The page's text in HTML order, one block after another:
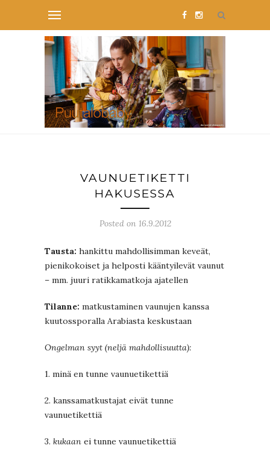
VAUNUETIKETTI
HAKUSESSA
Posted on 16.9.2012
Tausta: hankittu mahdollisimman keveät,
pienikokoiset ja helposti kääntyilevät vaunut
– mm. juuri ratikkamatkoja ajatellen
Tilanne: matkustaminen vaunujen kanssa
kuutossporalla Arabiasta keskustaan
Ongelman syyt (neljä mahdollisuutta):
1. minä en tunne vaunuetikettiä
2. kanssamatkustajat eivät tunne
vaunuetikettiä
3. kukaan ei tunne vaunuetikettiä